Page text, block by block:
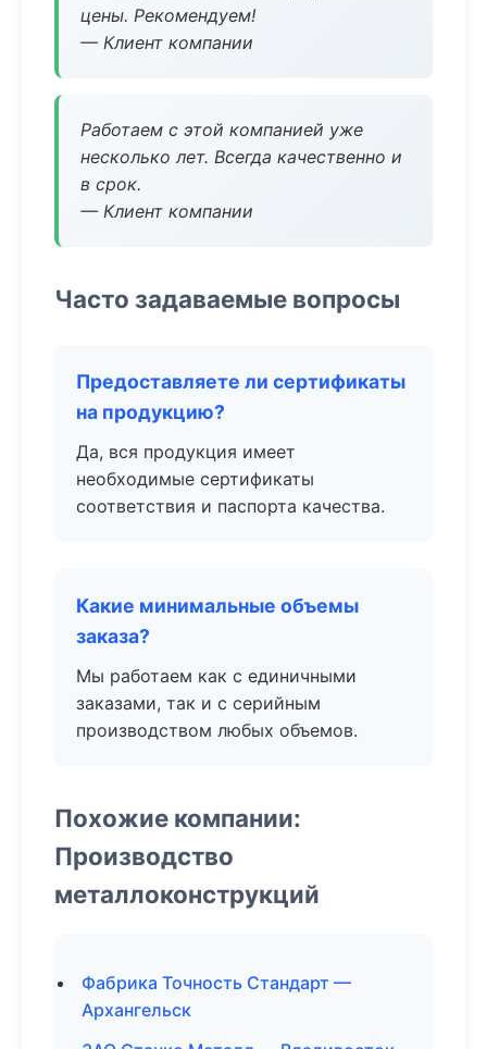
цены. Рекомендуем!
— Клиент компании
Работаем с этой компанией уже
несколько лет. Всегда качественно и
в срок.
— Клиент компании
Часто задаваемые вопросы
Предоставляете ли сертификаты
на продукцию?
Да, вся продукция имеет
необходимые сертификаты
соответствия и паспорта качества.
Какие минимальные объемы
заказа?
Мы работаем как с единичными
заказами, так и с серийным
производством любых объемов.
Похожие компании:
Производство
металлоконструкций
Фабрика Точность Стандарт —
Архангельск